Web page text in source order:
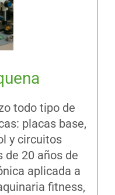
todo tipo de
placas base,
y circuitos
de 20 años de
aplicada a
fitness,